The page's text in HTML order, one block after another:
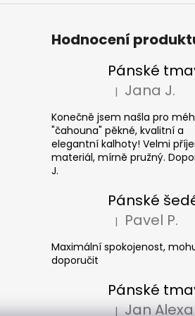
Hodnocení
Hodnocení
| Jana J.
Konečně jsem našla pro
"čahouna" pěkné, kvalitní a
elegantní kalhoty! Velmi
materiál, mírně pružný.
J.
Hodnocení
| Pavel P.
Maximální spokojenost,
doporučit
|